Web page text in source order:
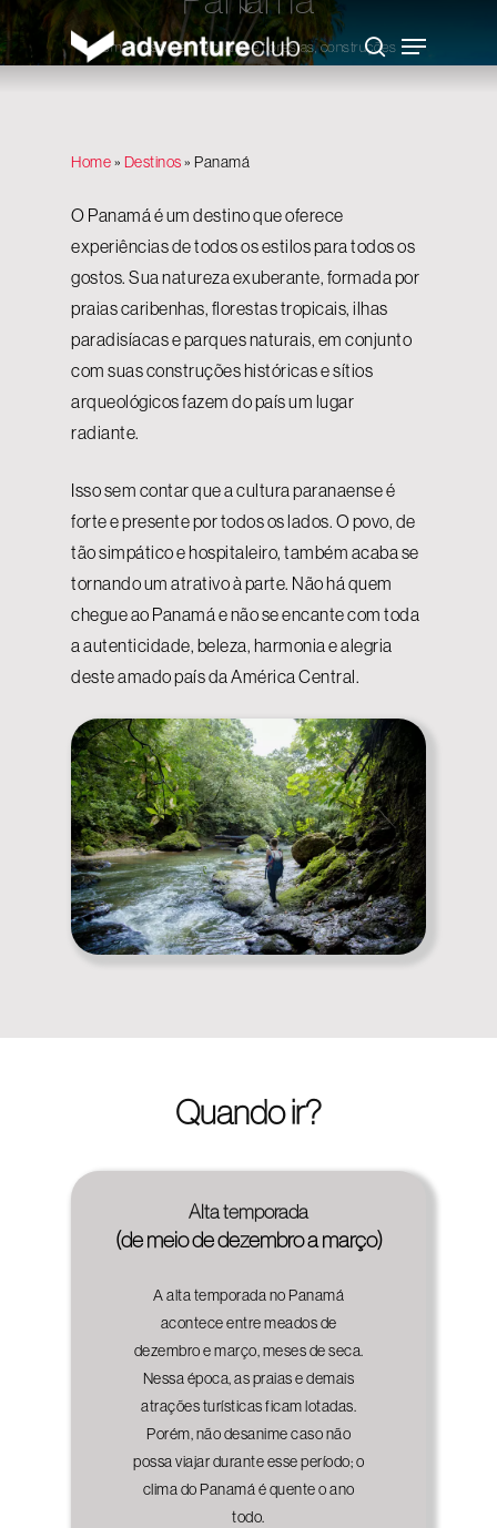
Skip
to
main
content
search
Menu
Uma mescla entre praias e florestas, construções
Home» Destinos» Panamá
O Panamá é um destino que oferece
experiências de todos os estilos para todos os
gostos. Sua natureza exuberante, formada por
praias caribenhas, florestas tropicais, ilhas
paradisíacas e parques naturais, em conjunto
com suas construções históricas e sítios
arqueológicos fazem do país um lugar
radiante.
Isso sem contar que a cultura paranaense é
forte e presente por todos os lados. O povo, de
tão simpático e hospitaleiro, também acaba se
tornando um atrativo à parte. Não há quem
chegue ao Panamá e não se encante com toda
a autenticidade, beleza, harmonia e alegria
deste amado país da América Central.
Quando ir?
Alta temporada
(de meio de dezembro a março)
A alta temporada no Panamá
acontece entre meados de
dezembro e março, meses de seca.
Nessa época, as praias e demais
atrações turísticas ficam lotadas.
Porém, não desanime caso não
possa viajar durante esse período; o
clima do Panamá é quente o ano
todo.